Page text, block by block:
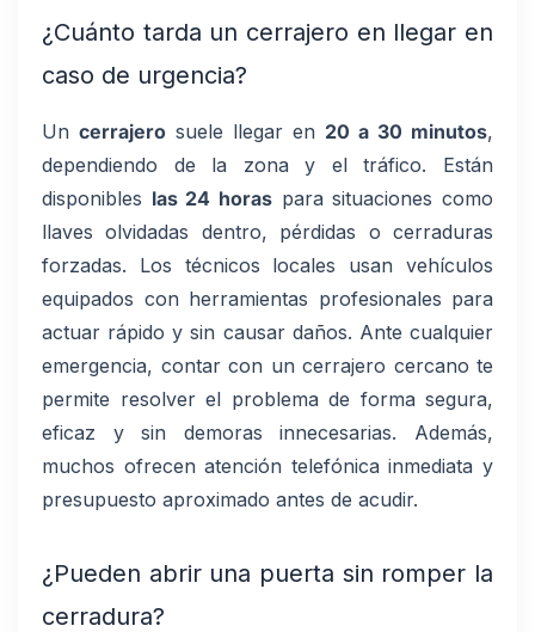
¿Cuánto tarda un cerrajero en llegar en
caso de urgencia?
Un cerrajero suele llegar en 20 a 30 minutos,
dependiendo de la zona y el tráfico. Están
disponibles las 24 horas para situaciones como
llaves olvidadas dentro, pérdidas o cerraduras
forzadas. Los técnicos locales usan vehículos
equipados con herramientas profesionales para
actuar rápido y sin causar daños. Ante cualquier
emergencia, contar con un cerrajero cercano te
permite resolver el problema de forma segura,
eficaz y sin demoras innecesarias. Además,
muchos ofrecen atención telefónica inmediata y
presupuesto aproximado antes de acudir.
¿Pueden abrir una puerta sin romper la
cerradura?